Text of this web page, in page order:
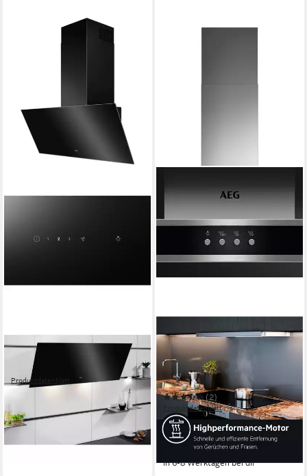
Wandhaube DVK5961HB
74dB(A)
Touch Control-Berührungssensoren
Bedienelemente
Produktdatenblatt
in 8-10 Werktagen bei dir
Deckenhaube DBB3651M
73dB(A) Betriebsgeräusch
LED-Beleuchtung
Drucktasten
Bedienelemente
(2)
Produktdatenblatt
289,55 € UVP640,00 €
14,38 € mtl. in 24 Raten
in 6-8 Werktagen bei dir